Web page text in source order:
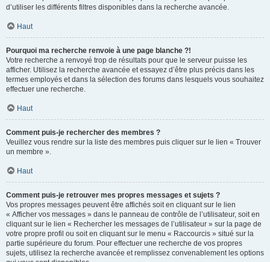
d’utiliser les différents filtres disponibles dans la recherche avancée.
Haut
Pourquoi ma recherche renvoie à une page blanche ?!
Votre recherche a renvoyé trop de résultats pour que le serveur puisse les
afficher. Utilisez la recherche avancée et essayez d’être plus précis dans les
termes employés et dans la sélection des forums dans lesquels vous souhaitez
effectuer une recherche.
Haut
Comment puis-je rechercher des membres ?
Veuillez vous rendre sur la liste des membres puis cliquer sur le lien « Trouver
un membre ».
Haut
Comment puis-je retrouver mes propres messages et sujets ?
Vos propres messages peuvent être affichés soit en cliquant sur le lien
« Afficher vos messages » dans le panneau de contrôle de l’utilisateur, soit en
cliquant sur le lien « Rechercher les messages de l’utilisateur » sur la page de
votre propre profil ou soit en cliquant sur le menu « Raccourcis » situé sur la
partie supérieure du forum. Pour effectuer une recherche de vos propres
sujets, utilisez la recherche avancée et remplissez convenablement les options